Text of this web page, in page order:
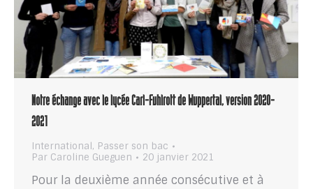
Notre échange avec le lycée Carl-Fuhlrott de Wuppertal, version 2020-
2021
International, Passer son bac
Par Caroline Gueguen 20 janvier 2021
Pour la deuxième année consécutive et à